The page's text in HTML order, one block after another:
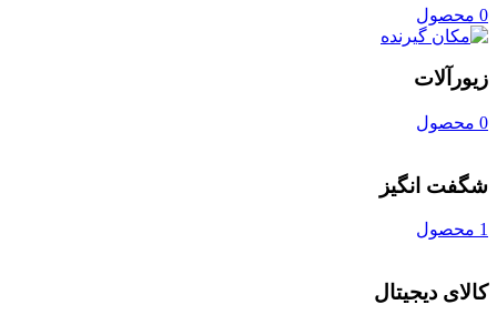
0 محصول
زیورآلات
0 محصول
شگفت انگیز
1 محصول
کالای دیجیتال